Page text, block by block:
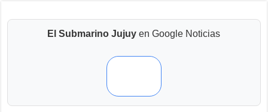
El Submarino Jujuy en Google Noticias